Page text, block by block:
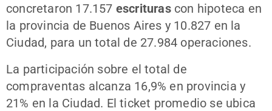
concretaron 17.157 escriturascon hipoteca en
la provincia de Buenos Aires y 10.827 en la
Ciudad, para un total de 27.984 operaciones.
La participación sobre el total de
compraventas alcanza 16,9% en provincia y
21% en la Ciudad. El ticket promedio se ubica